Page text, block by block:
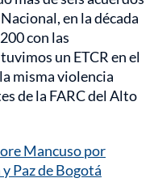
en la década
con las
un ETCR en el
misma violencia
de la FARC del Alto
Mancuso por
Paz de Bogotá